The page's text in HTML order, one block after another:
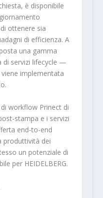
è disponibile
ottenere sia
di efficienza. A
una gamma
di servizi lifecycle —
implementata
workflow Prinect di
stampa e i servizi
end-to-end
produttività dei
un potenziale di
per HEIDELBERG.